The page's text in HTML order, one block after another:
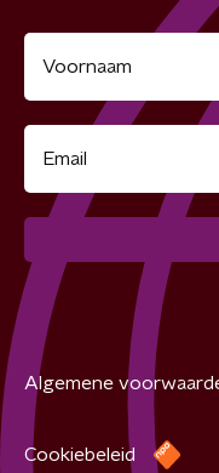
Algemene
Cookiebeleid